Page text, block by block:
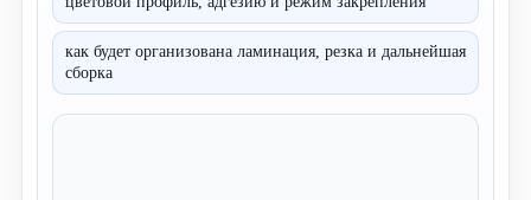
как будет организована ламинация, резка и дальнейшая
сборка